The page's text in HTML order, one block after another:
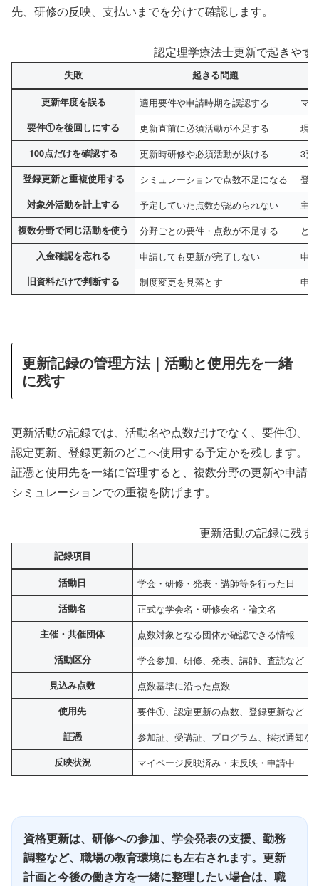
先、研修の反映、支払いまでを分けて確認します。
認定理学療法士更新で起きやす
失敗 起きる問題
更新年度を誤る 適用要件や申請時期を誤認する マ
要件①を後回しにする 更新直前に必須活動が不足する 現
100点だけを確認する 更新時研修や必須活動が抜ける 3要
登録更新と重複使用する シミュレーションで点数不足になる 登
対象外活動を計上する 予定していた点数が認められない 主
複数分野で同じ活動を使う 分野ごとの要件・点数が不足する ど
入金確認を忘れる 申請しても更新が完了しない 申
旧資料だけで判断する 制度変更を見落とす 申
更新記録の管理方法｜活動と使用先を一緒
に残す
更新活動の記録では、活動名や点数だけでなく、要件①、
認定更新、登録更新のどこへ使用する予定かを残します。
証憑と使用先を一緒に管理すると、複数分野の更新や申請
シミュレーションでの重複を防げます。
更新活動の記録に残す
記録項目
活動日 学会・研修・発表・講師等を行った日
活動名 正式な学会名・研修会名・論文名
主催・共催団体 点数対象となる団体か確認できる情報
活動区分 学会参加、研修、発表、講師、査読など
見込み点数 点数基準に沿った点数
使用先 要件①、認定更新の点数、登録更新など
証憑 参加証、受講証、プログラム、採択通知な
反映状況 マイページ反映済み・未反映・申請中
資格更新は、研修への参加、学会発表の支援、勤務
調整など、職場の教育環境にも左右されます。更新
計画と今後の働き方を一緒に整理したい場合は、職